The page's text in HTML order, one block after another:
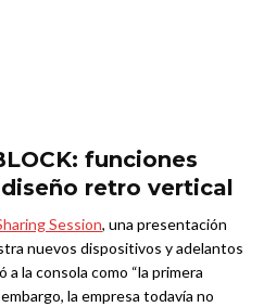
funciones
retro vertical
Session, una presentación
nuevos dispositivos y adelantos
a la consola como “la primera
la empresa todavía no